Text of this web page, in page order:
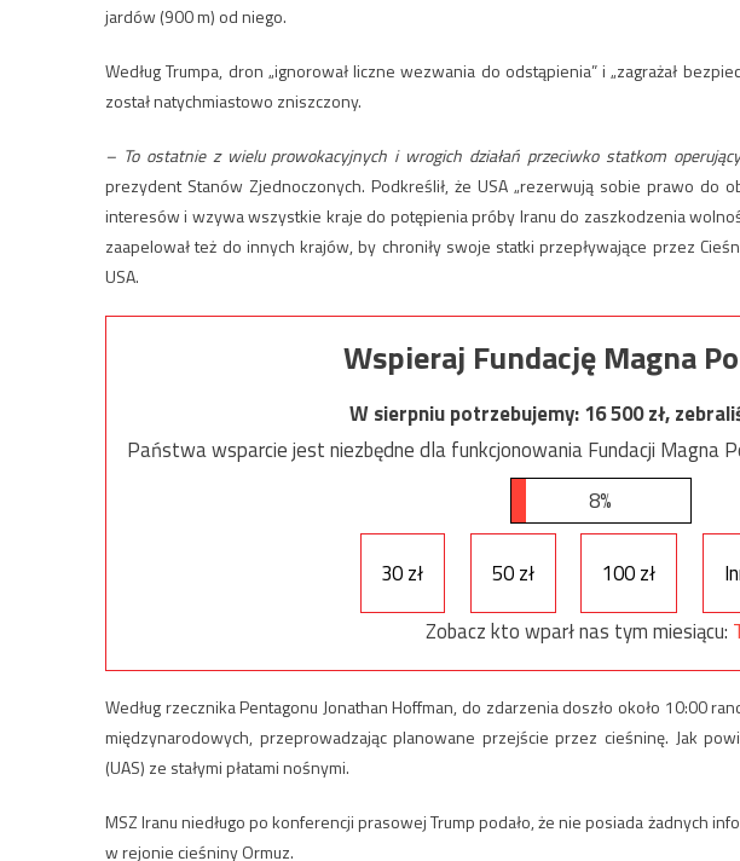
jardów (900 m) od niego.
Według Trumpa, dron „ignorował liczne wezwania do odstąpienia” i „zagrażał
został natychmiastowo zniszczony.
– To ostatnie z wielu prowokacyjnych i wrogich działań przeciwko statkom
prezydent Stanów Zjednoczonych. Podkreślił, że USA „rezerwują sobie prawo do
interesów i wzywa wszystkie kraje do potępienia próby Iranu do zaszkodzenia
zaapelował też do innych krajów, by chroniły swoje statki przepływające przez
USA.
Wspieraj Fundację Magna
W sierpniu potrzebujemy:16 500zł,
Państwa wsparcie jest niezbędne dla funkcjonowania Fundacji Magna
8%
30 zł 50 zł 100 zł
Zobacz kto wparł nas tym miesiącu:
Według rzecznika Pentagonu Jonathan Hoffman, do zdarzenia doszło około 10:00
międzynarodowych, przeprowadzając planowane przejście przez cieśninę. Jak
(UAS) ze stałymi płatami nośnymi.
MSZ Iranu niedługo po konferencji prasowej Trump podało, że nie posiada żadnych
w rejonie cieśniny Ormuz.